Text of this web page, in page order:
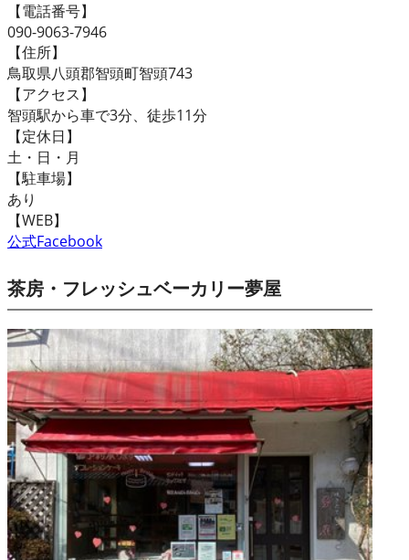
【電話番号】
090-9063-7946
【住所】
鳥取県八頭郡智頭町智頭743
【アクセス】
智頭駅から車で3分、徒歩11分
【定休日】
土・日・月
【駐車場】
あり
【WEB】
公式Facebook
茶房・フレッシュベーカリー夢屋